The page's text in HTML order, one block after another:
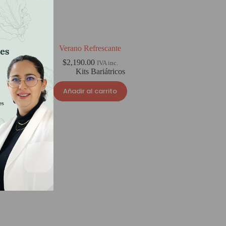
Verano Refrescante
$2,190.00 IVA inc.
Kits Bariátricos
Añadir al carrito